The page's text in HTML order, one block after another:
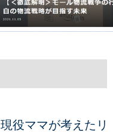
役ママが考えたリ